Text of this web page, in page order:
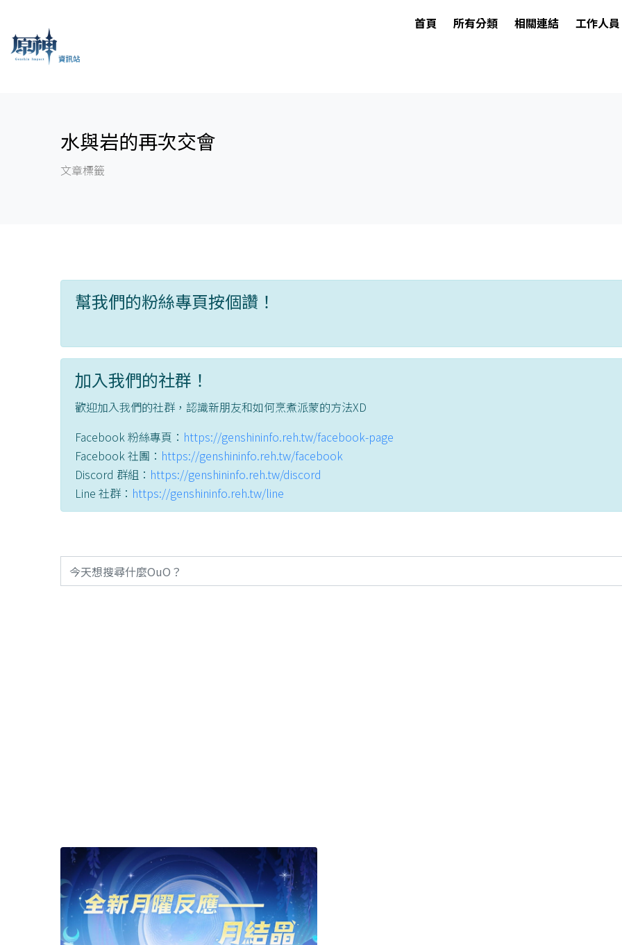
首頁 所有分類 相關連結 工作人員
水與岩的再次交會
文章標籤
幫我們的粉絲專頁按個讚！
加入我們的社群！
歡迎加入我們的社群，認識新朋友和如何烹煮派蒙的方法XD
Facebook 粉絲專頁： https://genshininfo.reh.tw/facebook-page
Facebook 社團： https://genshininfo.reh.tw/facebook
Discord 群組： https://genshininfo.reh.tw/discord
Line 社群： https://genshininfo.reh.tw/line